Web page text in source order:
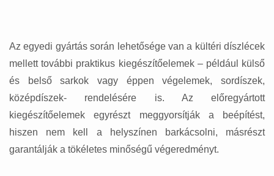
Az egyedi gyártás során lehetősége van a kültéri díszlécek
mellett további praktikus kiegészítőelemek – például külső
és belső sarkok vagy éppen végelemek, sordíszek,
középdíszek- rendelésére is. Az előregyártott
kiegészítőelemek egyrészt meggyorsítják a beépítést,
hiszen nem kell a helyszínen barkácsolni, másrészt
garantálják a tökéletes minőségű végeredményt.